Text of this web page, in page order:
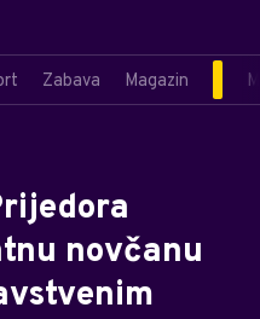
Zabava Magazin
novčanu